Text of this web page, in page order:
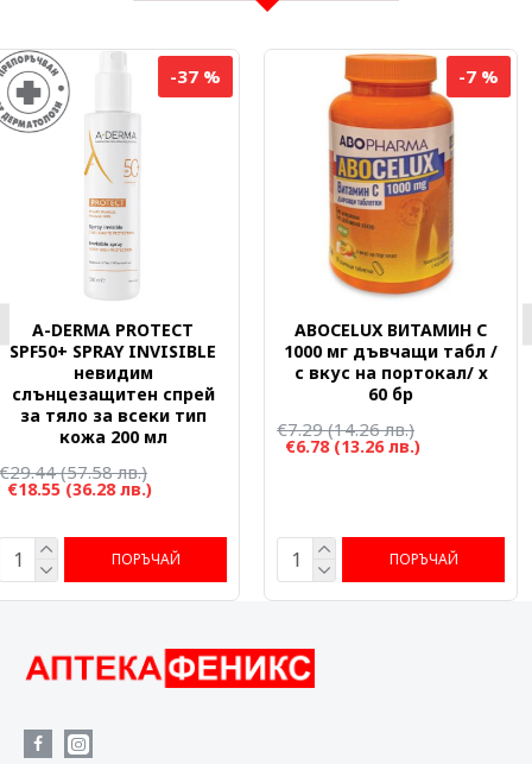
-45 %
AVENE AFTER-SUN
RESTORATIVE LOTION
възстановяващ лосион
след слънце за лице и
тяло за чувствителна
кожа 400 мл
€11.85(23.18 лв.)
€21.55(42.15 лв.)
ПОРЪЧАЙ
-30 %
AVENE BOX КОМПЛЕКТ
DERMABSOLU
УПЛЪТНЯВАЩ ДНЕВЕН
КРЕМ 50 мл + КРЕМ
КОНТУР 15 мл
ПОРЪЧАЙ